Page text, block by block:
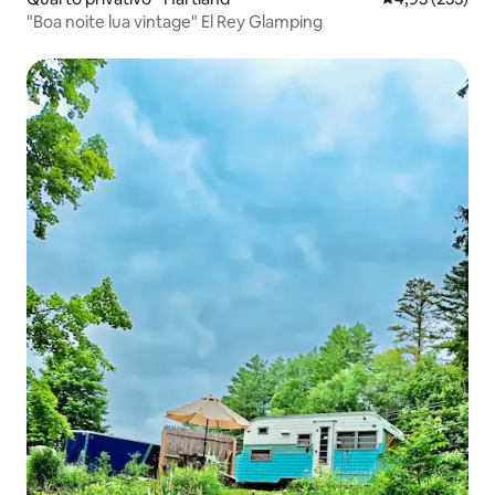
"Boa noite lua vintage" El Rey Glamping